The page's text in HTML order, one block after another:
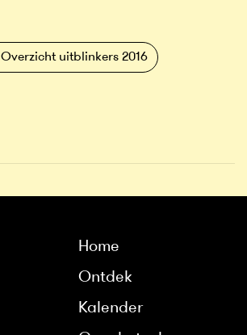
Overzicht uitblinkers 2016
Home
Ontdek
Kalender